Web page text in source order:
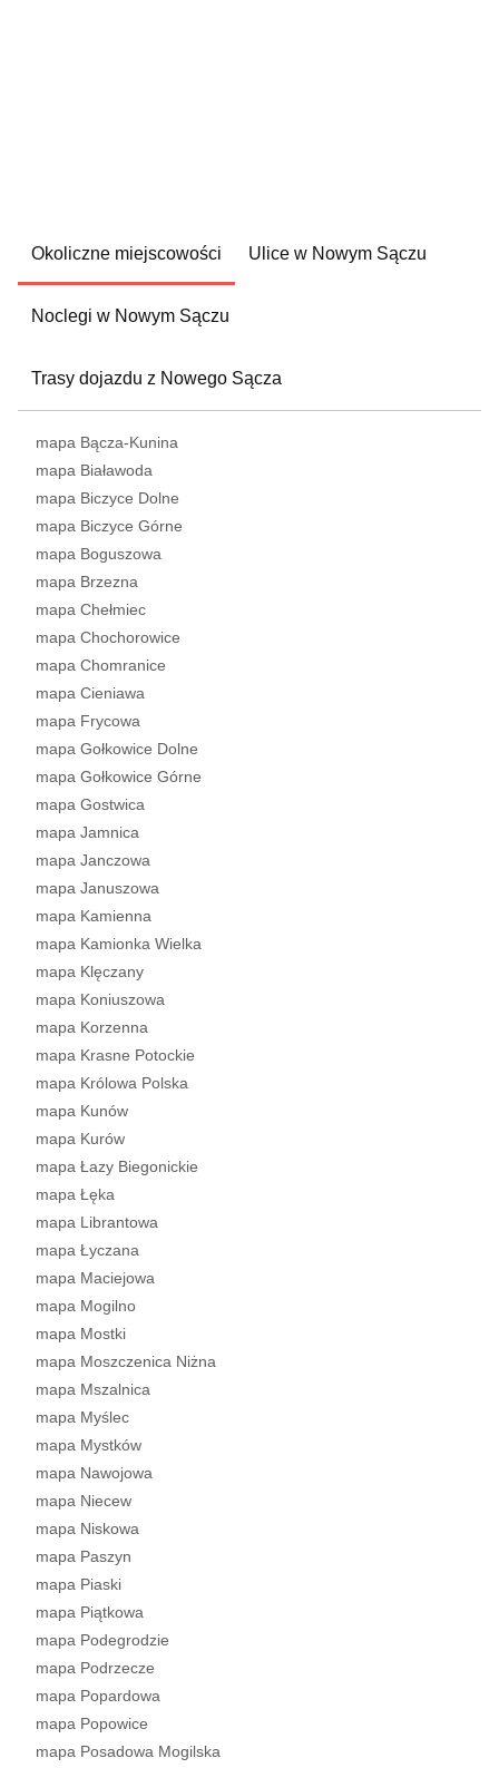
Okoliczne miejscowości Ulice w Nowym Sączu
Noclegi w Nowym Sączu
Trasy dojazdu z Nowego Sącza
mapa Bącza-Kunina
mapa Białawoda
mapa Biczyce Dolne
mapa Biczyce Górne
mapa Boguszowa
mapa Brzezna
mapa Chełmiec
mapa Chochorowice
mapa Chomranice
mapa Cieniawa
mapa Frycowa
mapa Gołkowice Dolne
mapa Gołkowice Górne
mapa Gostwica
mapa Jamnica
mapa Janczowa
mapa Januszowa
mapa Kamienna
mapa Kamionka Wielka
mapa Klęczany
mapa Koniuszowa
mapa Korzenna
mapa Krasne Potockie
mapa Królowa Polska
mapa Kunów
mapa Kurów
mapa Łazy Biegonickie
mapa Łęka
mapa Librantowa
mapa Łyczana
mapa Maciejowa
mapa Mogilno
mapa Mostki
mapa Moszczenica Niżna
mapa Mszalnica
mapa Myślec
mapa Mystków
mapa Nawojowa
mapa Niecew
mapa Niskowa
mapa Paszyn
mapa Piaski
mapa Piątkowa
mapa Podegrodzie
mapa Podrzecze
mapa Popardowa
mapa Popowice
mapa Posadowa Mogilska